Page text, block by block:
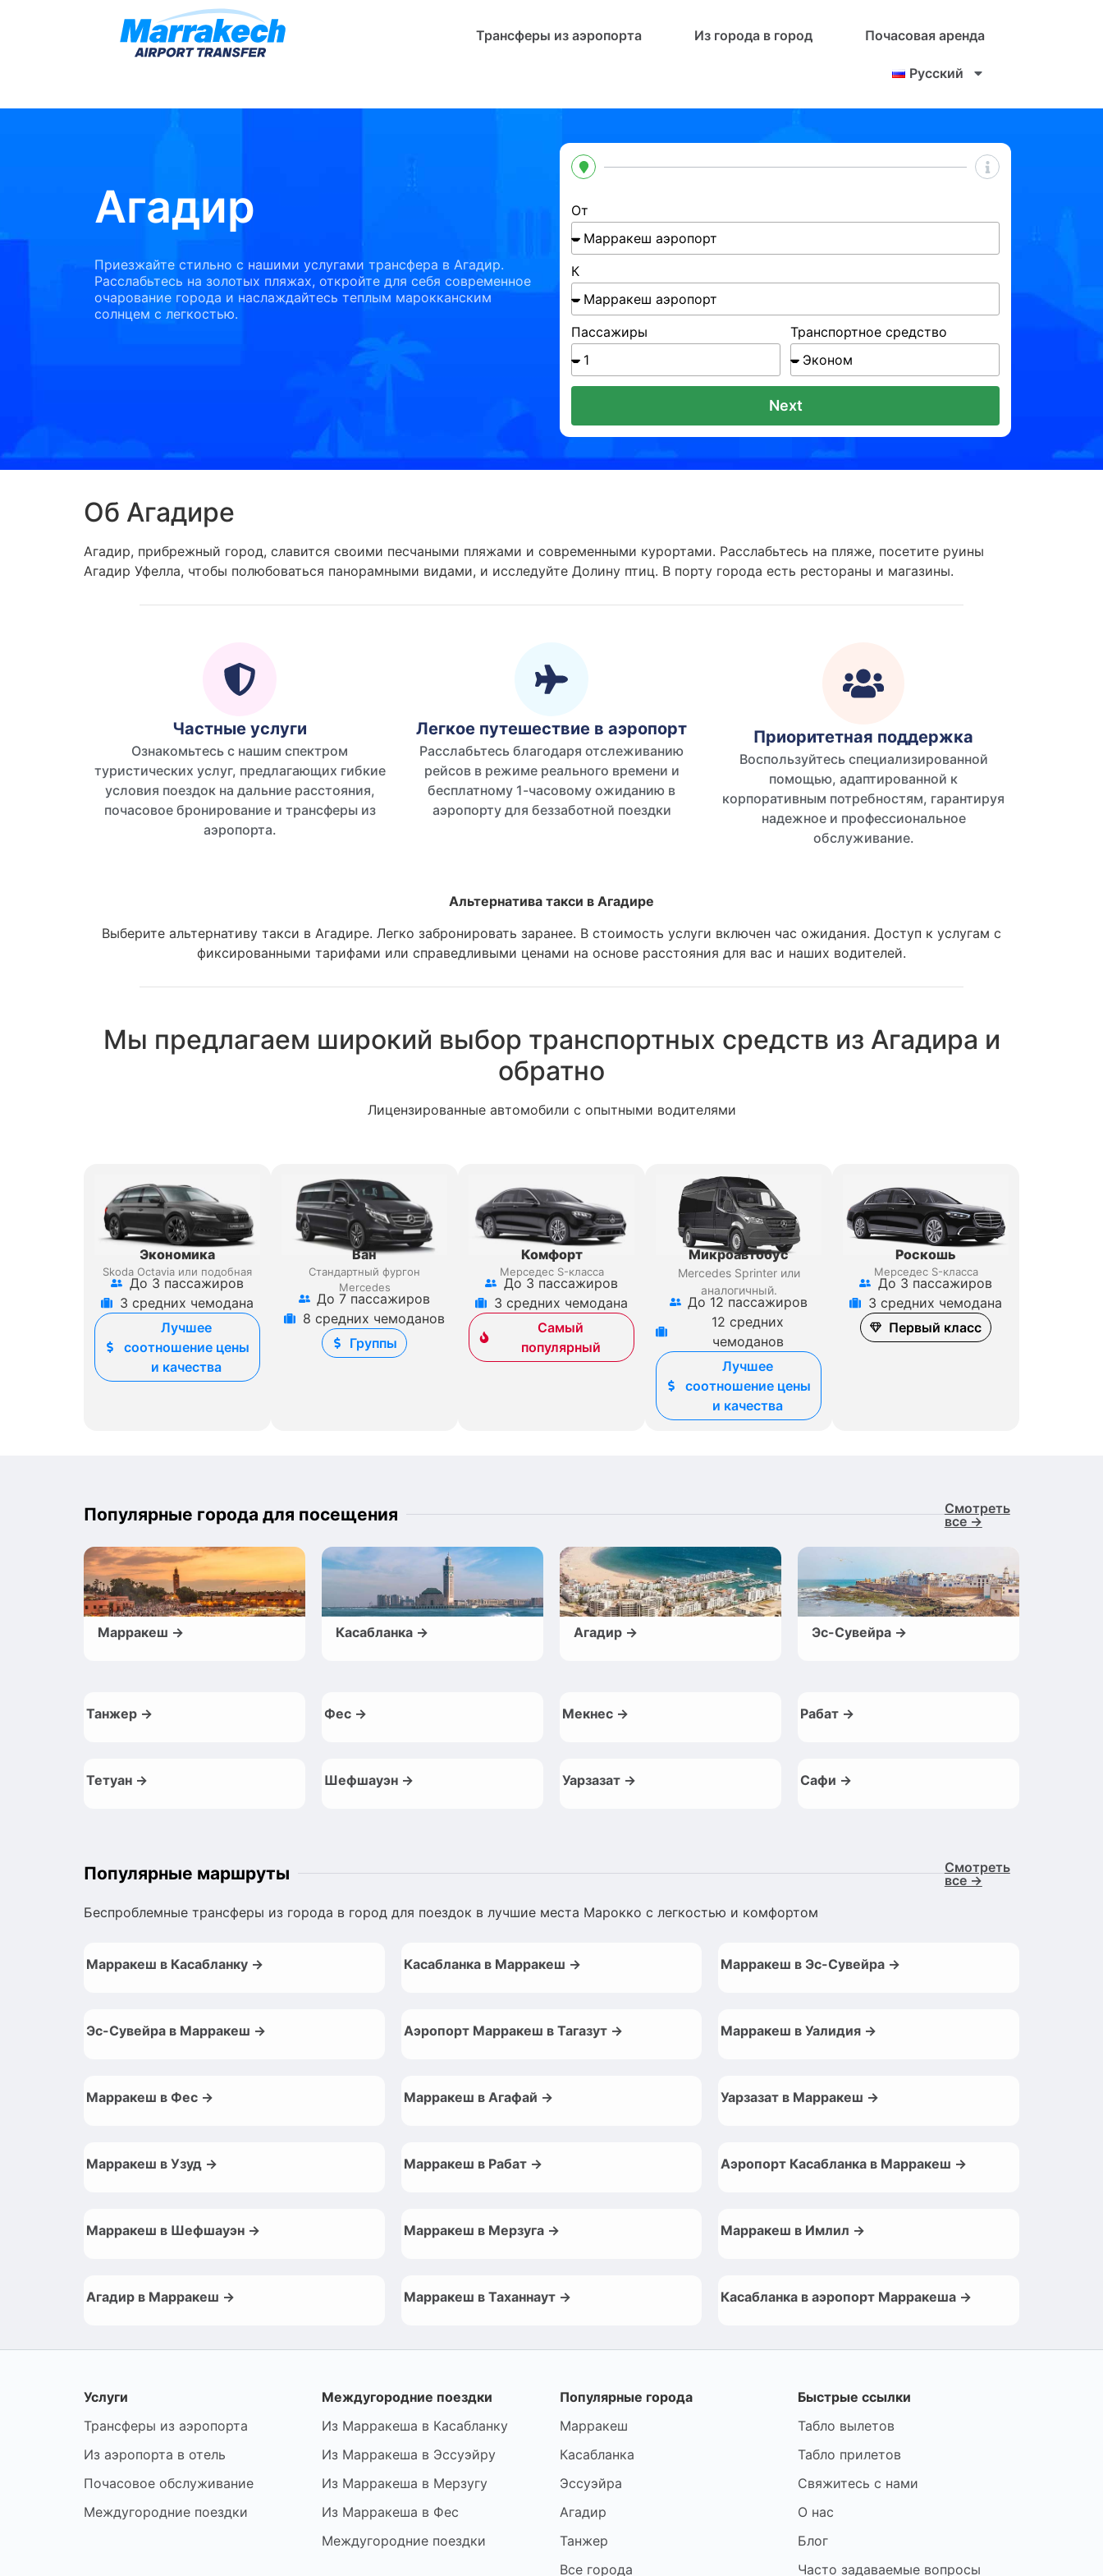
Трансферы из аэропорта Из города в город Почасовая аренда
Русский
Агадир
Приезжайте стильно с нашими услугами трансфера в Агадир.
Расслабьтесь на золотых пляжах, откройте для себя современное
очарование города и наслаждайтесь теплым марокканским
солнцем с легкостью.
От
К
Пассажиры Транспортное средство
Next
Об Агадире
Агадир, прибрежный город, славится своими песчаными пляжами и современными курортами. Расслабьтесь на пляже, посетите руины
Агадир Уфелла, чтобы полюбоваться панорамными видами, и исследуйте Долину птиц. В порту города есть рестораны и магазины.
Частные услуги
Ознакомьтесь с нашим спектром
туристических услуг, предлагающих гибкие
условия поездок на дальние расстояния,
почасовое бронирование и трансферы из
аэропорта.
Легкое путешествие в аэропорт
Расслабьтесь благодаря отслеживанию
рейсов в режиме реального времени и
бесплатному 1-часовому ожиданию в
аэропорту для беззаботной поездки
Приоритетная поддержка
Воспользуйтесь специализированной
помощью, адаптированной к
корпоративным потребностям, гарантируя
надежное и профессиональное
обслуживание.
Альтернатива такси в Агадире
Выберите альтернативу такси в Агадире. Легко забронировать заранее. В стоимость услуги включен час ожидания. Доступ к услугам с
фиксированными тарифами или справедливыми ценами на основе расстояния для вас и наших водителей.
Мы предлагаем широкий выбор транспортных средств из Агадира и
обратно
Лицензированные автомобили с опытными водителями
Экономика
Skoda Octavia или подобная
До 3 пассажиров
3 средних чемодана
Лучшее
соотношение цены
и качества
Ван
Стандартный фургон
Mercedes
До 7 пассажиров
8 средних чемоданов
Группы
Комфорт
Мерседес S-класса
До 3 пассажиров
3 средних чемодана
Самый
популярный
Микроавтобус
Mercedes Sprinterили
аналогичный.
До 12 пассажиров
12 средних
чемоданов
Лучшее
соотношение цены
и качества
Роскошь
Мерседес S-класса
До 3 пассажиров
3 средних чемодана
Первый класс
Популярные города для посещения
Смотреть
все →
Марракеш → Касабланка → Агадир → Эс-Сувейра →
Танжер → Фес → Мекнес → Рабат →
Тетуан → Шефшауэн → Уарзазат → Сафи →
Популярные маршруты
Смотреть
все →
Беспроблемные трансферы из города в город для поездок в лучшие места Марокко с легкостью и комфортом
Марракеш в Касабланку → Касабланка в Марракеш → Марракеш в Эс-Сувейра →
Эс-Сувейра в Марракеш → Аэропорт Марракеш в Тагазут → Марракеш в Уалидия →
Марракеш в Фес → Марракеш в Агафай → Уарзазат в Марракеш →
Марракеш в Узуд → Марракеш в Рабат → Аэропорт Касабланка в Марракеш →
Марракеш в Шефшауэн → Марракеш в Мерзуга → Марракеш в Имлил →
Агадир в Марракеш → Марракеш в Таханнаут → Касабланка в аэропорт Марракеша →
Услуги
Трансферы из аэропорта
Из аэропорта в отель
Почасовое обслуживание
Междугородние поездки
Междугородние поездки
Из Марракеша в Касабланку
Из Марракеша в Эссуэйру
Из Марракеша в Мерзугу
Из Марракеша в Фес
Междугородние поездки
Популярные города
Марракеш
Касабланка
Эссуэйра
Агадир
Танжер
Все города
Быстрые ссылки
Табло вылетов
Табло прилетов
Свяжитесь с нами
О нас
Блог
Часто задаваемые вопросы